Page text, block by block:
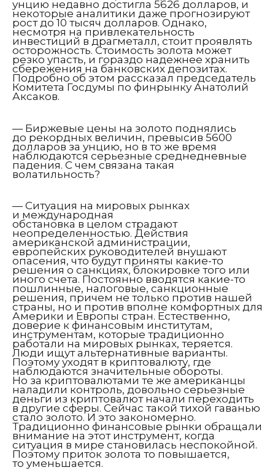
унцию недавно достигла 5626 долларов, и
некоторые аналитики даже прогнозируют
рост до 10 тысяч долларов. Однако,
несмотря на привлекательность
инвестиций в драгметалл, стоит проявлять
осторожность. Стоимость золота может
резко упасть, и гораздо надежнее хранить
сбережения на банковских депозитах.
Подробно об этом рассказал председатель
Комитета Госдумы по финрынку Анатолий
Аксаков.
— Биржевые цены на золото поднялись
до рекордных величин, превысив 5600
долларов за унцию, но в то же время
наблюдаются серьезные среднедневные
падения. С чем связана такая
волатильность?
— Ситуация на мировых рынках
и международная
обстановка в целом страдают
неопределенностью. Действия
американской администрации,
европейских руководителей внушают
опасения, что будут приняты какие-то
решения о санкциях, блокировке того или
иного счета. Постоянно вводятся какие-то
пошлинные, налоговые, санкционные
решения, причем не только против нашей
страны, но и против вполне комфортных для
Америки и Европы стран. Естественно,
доверие к финансовым институтам,
инструментам, которые традиционно
работали на мировых рынках, теряется.
Люди ищут альтернативные варианты.
Поэтому уходят в криптовалюту, где
наблюдаются значительные обороты.
Но за криптовалютами те же американцы
наладили контроль, довольно серьезные
деньги из криптовалют начали переходить
в другие сферы. Сейчас такой тихой гаванью
стало золото. И это закономерно.
Традиционно финансовые рынки обращали
внимание на этот инструмент, когда
ситуация в мире становилась неспокойной.
Поэтому приток золота то повышается,
то уменьшается.